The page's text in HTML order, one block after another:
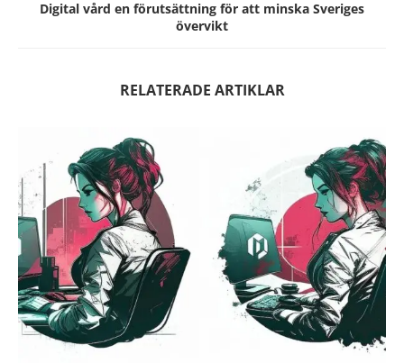
Digital vård en förutsättning för att minska Sveriges
övervikt
RELATERADE ARTIKLAR